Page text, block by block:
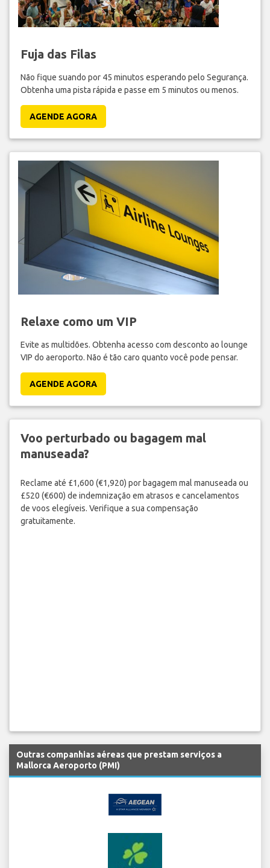
Fuja das Filas
Não fique suando por 45 minutos esperando pelo Segurança.
Obtenha uma pista rápida e passe em 5 minutos ou menos.
AGENDE AGORA
Relaxe como um VIP
Evite as multidões. Obtenha acesso com desconto ao lounge
VIP do aeroporto. Não é tão caro quanto você pode pensar.
AGENDE AGORA
Voo perturbado ou bagagem mal
manuseada?
Reclame até £1,600 (€1,920) por bagagem mal manuseada ou
£520 (€600) de indemnização em atrasos e cancelamentos
de voos elegíveis. Verifique a sua compensação
gratuitamente.
Outras companhias aéreas que prestam serviços a
Mallorca Aeroporto (PMI)